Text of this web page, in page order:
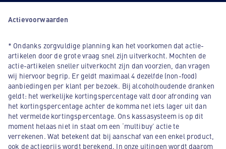
Actievoorwaarden
* Ondanks zorgvuldige planning kan het voorkomen dat actie-
artikelen door de grote vraag snel zijn uitverkocht. Mochten de
actie-artikelen sneller uitverkocht zijn dan voorzien, dan vragen
wij hiervoor begrip. Er geldt maximaal 4 dezelfde (non-food)
aanbiedingen per klant per bezoek. Bij alcoholhoudende dranken
geldt: het werkelijke kortingspercentage valt door afronding van
het kortingspercentage achter de komma net iets lager uit dan
het vermelde kortingspercentage. Ons kassasysteem is op dit
moment helaas niet in staat om een ‘multibuy’ actie te
verrekenen. Wat betekent dat bij aanschaf van een enkel product,
ook de actieprijs wordt berekend. In onze uitingen wordt daarom